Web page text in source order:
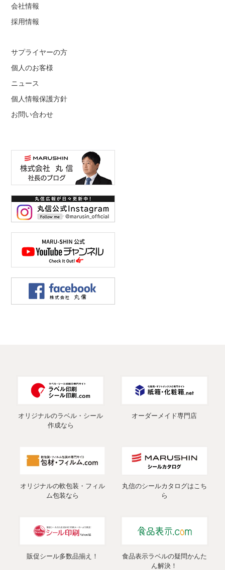
会社情報
採用情報
サプライヤーの方
個人のお客様
ニュース
個人情報保護方針
お問い合わせ
オリジナルのラベル・シール
作成なら
オーダーメイド専門店
オリジナルの軟包装・フィル
ム包装なら
丸信のシールカタログはこち
ら
販促シール多数品揃え！
食品表示ラベルの疑問かんた
ん解決！